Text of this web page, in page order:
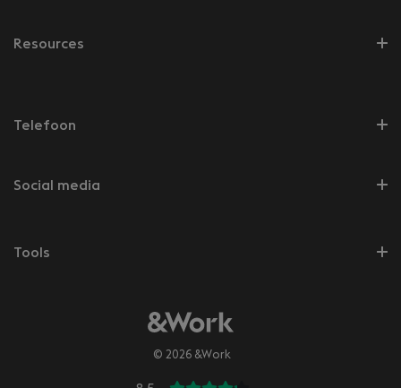
Resources
Telefoon
Social media
Tools
© 2026 &Work